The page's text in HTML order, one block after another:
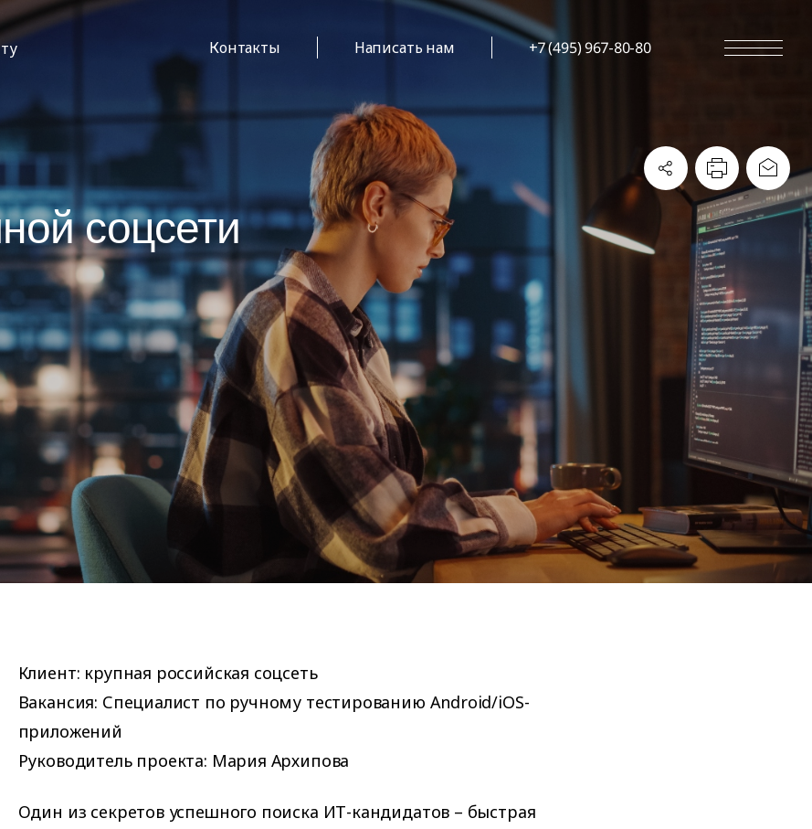
Контакты Написать нам +7 (495) 967-80-80
соцсети
Клиент: крупная российская соцсеть
Вакансия: Специалист по ручному тестированию Android/iOS-
приложений
Руководитель проекта: Мария Архипова
Один из секретов успешного поиска ИТ-кандидатов – быстрая